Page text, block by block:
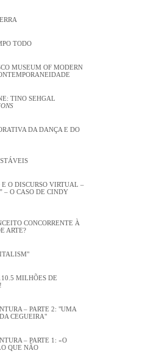
TODO
MUSEUM OF MODERN
TINO SEHGAL
DA DANÇA E DO
O DISCURSO VIRTUAL –
– O CASO DE CINDY
CONCORRENTE À
ARTE?
MILHÕES DE
– PARTE 2: "UMA
CEGUEIRA"
– PARTE 1: «O
QUE NÃO